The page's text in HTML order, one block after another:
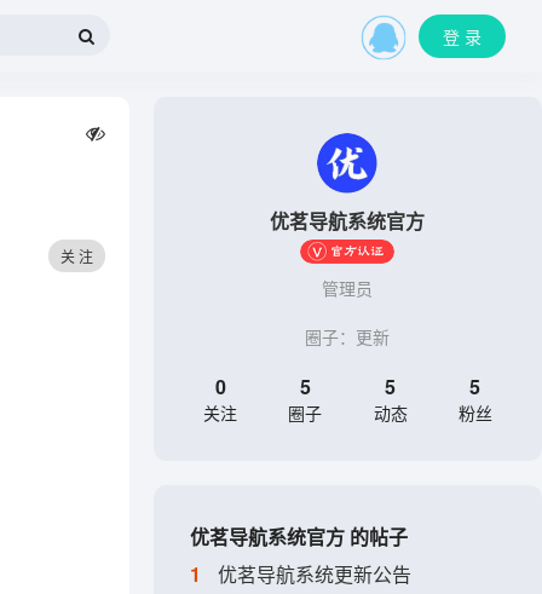
登 录
关 注
优茗导航系统官方
管理员
圈子： 更新
0
关注
5
圈子
5
动态
5
粉丝
优茗导航系统官方 的帖子
1
优茗导航系统更新公告